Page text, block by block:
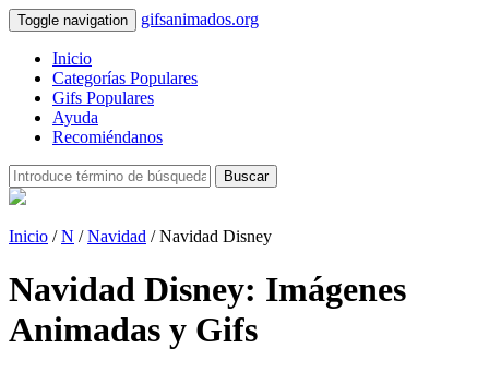
Toggle navigation gifsanimados.org
Inicio
Categorías Populares
Gifs Populares
Ayuda
Recomiéndanos
Buscar
Inicio /N /Navidad / Navidad Disney
Navidad Disney: Imágenes
Animadas y Gifs